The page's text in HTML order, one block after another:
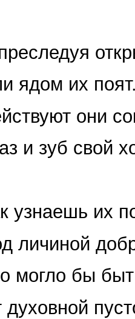
ядом их
они
и зуб свой
узнаешь их
личиной
могло бы
духовной